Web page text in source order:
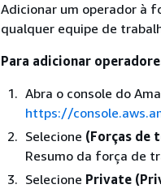
Adicionar um operador à
qualquer equipe de
Para adicionar
Abra o console do
https://
Selecione (Forças de
Resumo da força de
Selecione Private